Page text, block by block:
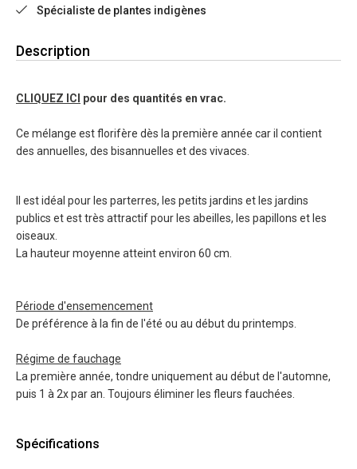
Spécialiste de plantes indigènes
Description
CLIQUEZ ICI pour des quantités en vrac.
Ce mélange est florifère dès la première année car il contient
des annuelles, des bisannuelles et des vivaces.
Il est idéal pour les parterres, les petits jardins et les jardins
publics et est très attractif pour les abeilles, les papillons et les
oiseaux.
La hauteur moyenne atteint environ 60 cm.
Période d'ensemencement
De préférence à la fin de l'été ou au début du printemps.
Régime de fauchage
La première année, tondre uniquement au début de l'automne,
puis 1 à 2x par an. Toujours éliminer les fleurs fauchées.
Spécifications